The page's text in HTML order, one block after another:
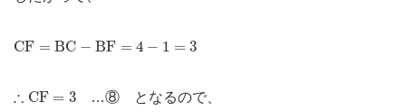
CF = BC − BF = 4 − 1 = 3
CF= C−B =4− 3
∴ CF = 3
∴ CF= …⑧ となるので、